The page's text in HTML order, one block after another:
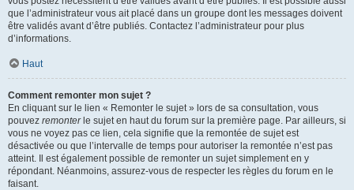
que l’administrateur vous ait placé dans un groupe dont les messages doivent
être validés avant d’être publiés. Contactez l’administrateur pour plus
d’informations.
Haut
Comment remonter mon sujet ?
En cliquant sur le lien « Remonter le sujet » lors de sa consultation, vous
pouvez remonterle sujet en haut du forum sur la première page. Par ailleurs, si
vous ne voyez pas ce lien, cela signifie que la remontée de sujet est
désactivée ou que l’intervalle de temps pour autoriser la remontée n’est pas
atteint. Il est également possible de remonter un sujet simplement en y
répondant. Néanmoins, assurez-vous de respecter les règles du forum en le
faisant.